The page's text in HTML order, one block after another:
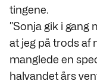
tingene.
”Sonja gik i gang
at jeg på trods af
manglede en
halvandet års